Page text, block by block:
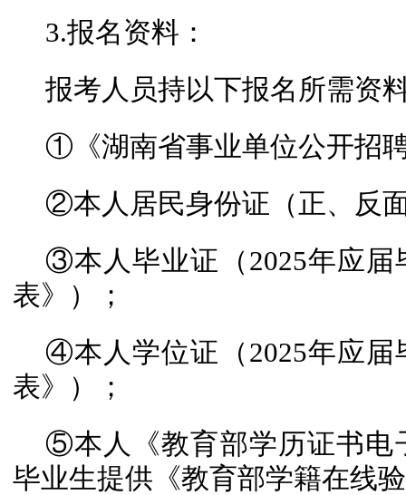
3.报名资料：
报考人员持以下报名所需资
①《湖南省事业单位公开招
②本人居民身份证（正、反
③本人毕业证（2025年应
表》）；
④本人学位证（2025年应
表》）；
⑤本人《教育部学历证书电
毕业生提供《教育部学籍在线